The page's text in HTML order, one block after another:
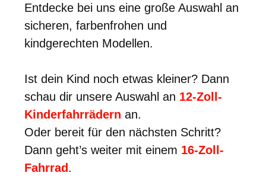
Entdecke bei uns eine große Auswahl an
sicheren, farbenfrohen und
kindgerechten Modellen.
Ist dein Kind noch etwas kleiner? Dann
schau dir unsere Auswahl an 12-Zoll-
Kinderfahrrädern an.
Oder bereit für den nächsten Schritt?
Dann geht’s weiter mit einem 16-Zoll-
Fahrrad.